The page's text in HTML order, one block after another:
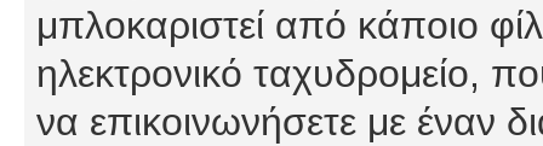
μπλοκαριστεί από κάποιο
ηλεκτρονικό ταχυδρομείο,
να επικοινωνήσετε με έναν